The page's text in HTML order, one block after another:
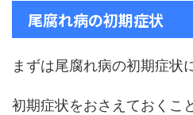
尾腐れ病の初期症状
まずは尾腐れ病の初期症状
初期症状をおさえておくこ